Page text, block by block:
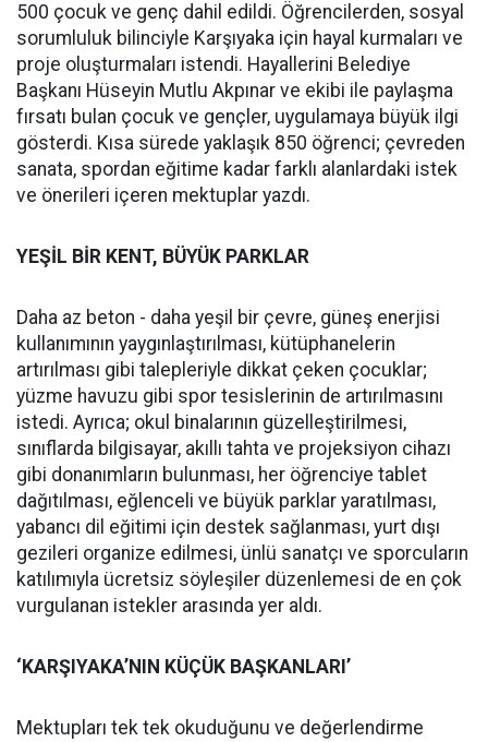
500 çocuk ve genç dahil edildi. Öğrencilerden, sosyal
sorumluluk bilinciyle Karşıyaka için hayal kurmaları ve
proje oluşturmaları istendi. Hayallerini Belediye
Başkanı Hüseyin Mutlu Akpınar ve ekibi ile paylaşma
fırsatı bulan çocuk ve gençler, uygulamaya büyük ilgi
gösterdi. Kısa sürede yaklaşık 850 öğrenci; çevreden
sanata, spordan eğitime kadar farklı alanlardaki istek
ve önerileri içeren mektuplar yazdı.
YEŞİL BİR KENT, BÜYÜK PARKLAR
Daha az beton - daha yeşil bir çevre, güneş enerjisi
kullanımının yaygınlaştırılması, kütüphanelerin
artırılması gibi talepleriyle dikkat çeken çocuklar;
yüzme havuzu gibi spor tesislerinin de artırılmasını
istedi. Ayrıca; okul binalarının güzelleştirilmesi,
sınıflarda bilgisayar, akıllı tahta ve projeksiyon cihazı
gibi donanımların bulunması, her öğrenciye tablet
dağıtılması, eğlenceli ve büyük parklar yaratılması,
yabancı dil eğitimi için destek sağlanması, yurt dışı
gezileri organize edilmesi, ünlü sanatçı ve sporcuların
katılımıyla ücretsiz söyleşiler düzenlemesi de en çok
vurgulanan istekler arasında yer aldı.
‘KARŞIYAKA’NIN KÜÇÜK BAŞKANLARI’
Mektupları tek tek okuduğunu ve değerlendirme